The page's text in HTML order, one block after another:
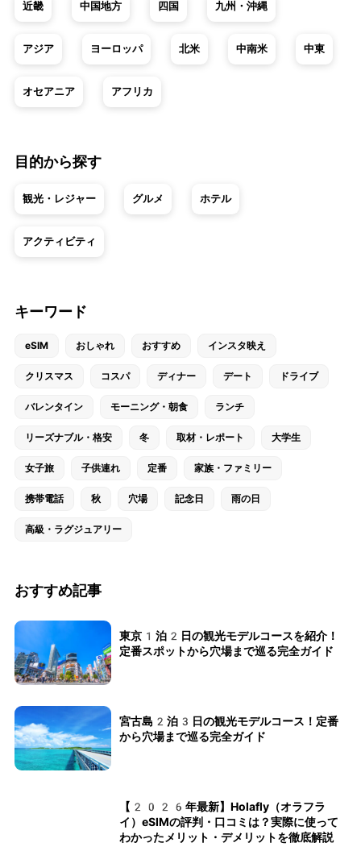
近畿 中国地方 四国 九州・沖縄
アジア ヨーロッパ 北米 中南米 中東
オセアニア アフリカ
目的から探す
観光・レジャー グルメ ホテル
アクティビティ
キーワード
eSIM おしゃれ おすすめ インスタ映え
クリスマス コスパ ディナー デート ドライブ
バレンタイン モーニング・朝食 ランチ
リーズナブル・格安 冬 取材・レポート 大学生
女子旅 子供連れ 定番 家族・ファミリー
携帯電話 秋 穴場 記念日 雨の日
高級・ラグジュアリー
おすすめ記事
東京1泊2日の観光モデルコースを紹介！
定番スポットから穴場まで巡る完全ガイド
宮古島2泊3日の観光モデルコース！定番
から穴場まで巡る完全ガイド
【2026年最新】Holafly（オラフラ
イ）eSIMの評判・口コミは？実際に使って
わかったメリット・デメリットを徹底解説